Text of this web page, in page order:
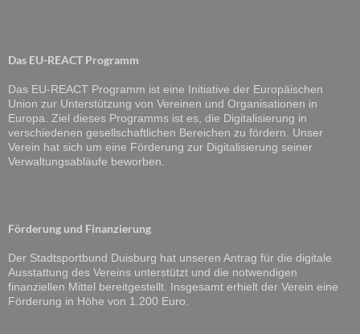
Das EU-REACT Programm
Das EU-REACT Programm ist eine Initiative der Europäischen
Union zur Unterstützung von Vereinen und Organisationen in
Europa. Ziel dieses Programms ist es, die Digitalisierung in
verschiedenen gesellschaftlichen Bereichen zu fördern. Unser
Verein hat sich um eine Förderung zur Digitalisierung seiner
Verwaltungsabläufe beworben.
Förderung und Finanzierung
Der Stadtsportbund Duisburg hat unseren Antrag für die digitale
Ausstattung des Vereins unterstützt und die notwendigen
finanziellen Mittel bereitgestellt. Insgesamt erhielt der Verein eine
Förderung in Höhe von 1.200 Euro.